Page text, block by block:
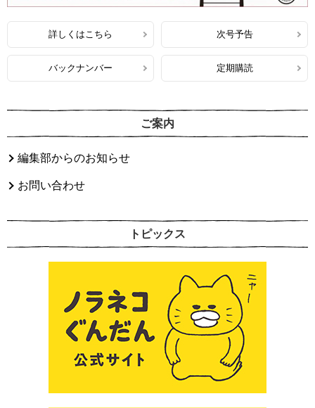
詳しくはこちら 次号予告
バックナンバー 定期購読
ご案内
編集部からのお知らせ
お問い合わせ
トピックス